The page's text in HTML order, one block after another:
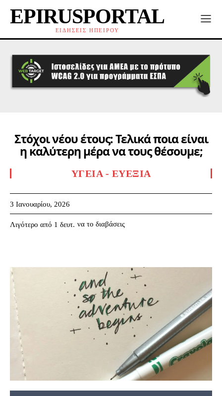
EPIRUSPORTAL
ΕΙΔΗΣΕΙΣ ΗΠΕΙΡΟΥ
Στόχοι νέου έτους: Τελικά ποια είναι
η καλύτερη μέρα να τους θέσουμε;
ΥΓΕΊΑ - ΕΥΕΞΊΑ
3 Ιανουαρίου, 2026
Λιγότερο από 1 δευτ. να το διαβάσεις